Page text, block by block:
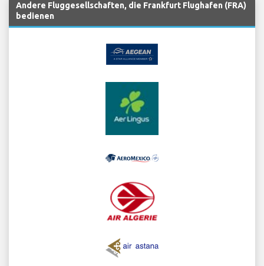
Andere Fluggesellschaften, die Frankfurt Flughafen (FRA)
bedienen